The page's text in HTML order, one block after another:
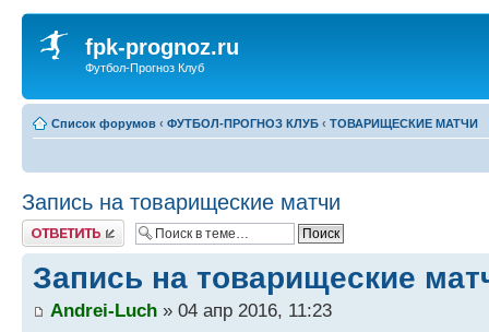
fpk-prognoz.ru
Футбол-Прогноз Клуб
Список форумов ‹ ФУТБОЛ-ПРОГНОЗ КЛУБ ‹ ТОВАРИЩЕСКИЕ МАТЧИ
Запись на товарищеские матчи
Ответить
Запись на товарищеские
Andrei-Luch » 04 апр 2016, 11:23